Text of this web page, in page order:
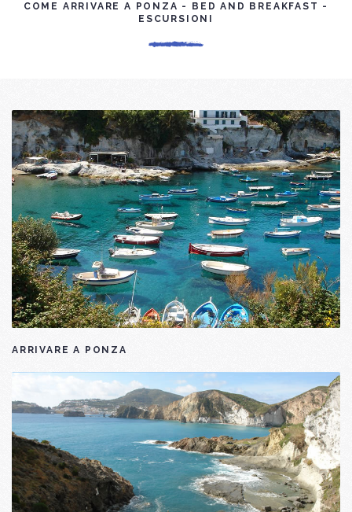
COME ARRIVARE A PONZA - BED AND BREAKFAST -
ESCURSIONI
ARRIVARE A PONZA